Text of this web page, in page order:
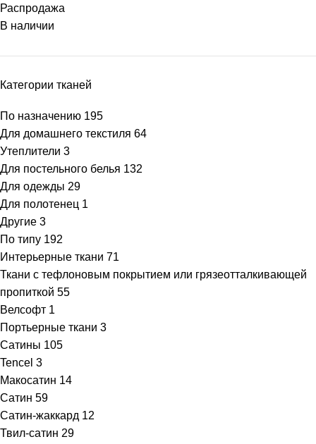
Распродажа
В наличии
Категории тканей
По назначению 195
Для домашнего текстиля 64
Утеплители 3
Для постельного белья 132
Для одежды 29
Для полотенец 1
Другие 3
По типу 192
Интерьерные ткани 71
Ткани с тефлоновым покрытием или грязеотталкивающей
пропиткой 55
Велсофт 1
Портьерные ткани 3
Сатины 105
Tencel 3
Макосатин 14
Сатин 59
Сатин-жаккард 12
Твил-сатин 29